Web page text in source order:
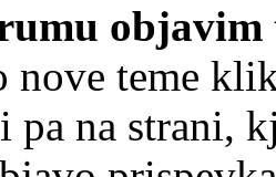
objavim
nove teme
pa na strani,